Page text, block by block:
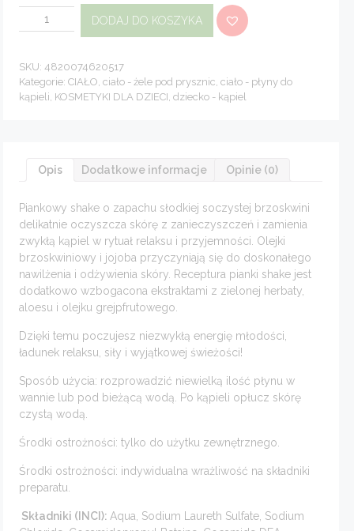
Brzoskwiniowy
Shake
olejkiem
jojoba
i
ekstraktem
DODAJ DO KOSZYKA
SKU:4820074620517
Kategorie:CIAŁO,ciało - żele pod prysznic,ciało - płyny do
kąpieli, KOSMETYKI DLA DZIECI,dziecko - kąpiel
Opis Dodatkowe informacje Opinie (0)
Piankowy shake o zapachu słodkiej soczystej brzoskwini
delikatnie oczyszcza skórę z zanieczyszczeń i zamienia
zwykłą kąpiel w rytuał relaksu i przyjemności. Olejki
brzoskwiniowy i jojoba przyczyniają się do doskonałego
nawilżenia i odżywienia skóry. Receptura pianki shake jest
dodatkowo wzbogacona ekstraktami z zielonej herbaty,
aloesu i olejku grejpfrutowego.
Dzięki temu poczujesz niezwykłą energię młodości,
ładunek relaksu, siły i wyjątkowej świeżości!
Sposób użycia: rozprowadzić niewielką ilość płynu w
wannie lub pod bieżącą wodą. Po kąpieli opłucz skórę
czystą wodą.
Środki ostrożności: tylko do użytku zewnętrznego.
Środki ostrożności: indywidualna wrażliwość na składniki
preparatu.
Składniki (INCI): Aqua, Sodium Laureth Sulfate, Sodium